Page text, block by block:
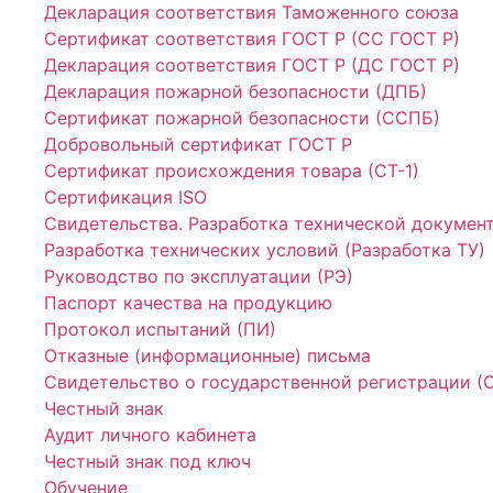
Декларация соответствия Таможенного союза
Сертификат соответствия ГОСТ Р (СС ГОСТ Р)
Декларация соответствия ГОСТ Р (ДС ГОСТ Р)
Декларация пожарной безопасности (ДПБ)
Сертификат пожарной безопасности (ССПБ)
Добровольный сертификат ГОСТ Р
Сертификат происхождения товара (СТ-1)
Сертификация ISO
Свидетельства. Разработка технической
Разработка технических условий (Разработка ТУ)
Руководство по эксплуатации (РЭ)
Паспорт качества на продукцию
Протокол испытаний (ПИ)
Отказные (информационные) письма
Свидетельство о государственной регистрации
Честный знак
Аудит личного кабинета
Честный знак под ключ
Обучение